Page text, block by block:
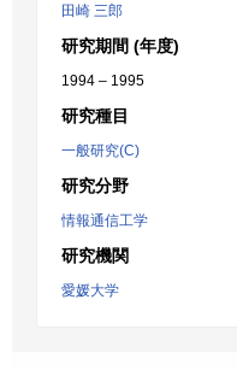
田崎 三郎
研究期間 (年度)
1994 – 1995
研究種目
一般研究(C)
研究分野
情報通信工学
研究機関
愛媛大学